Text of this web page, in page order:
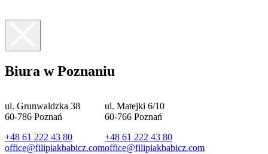
Biura w Poznaniu
ul. Grunwaldzka 38
60-786 Poznań
+48 61 222 43 80
office@filipiakbabicz.com
ul. Matejki 6/10
60-766 Poznań
+48 61 222 43 80
office@filipiakbabicz.com